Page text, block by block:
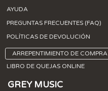
AYUDA
PREGUNTAS FRECUENTES (FAQ)
POLÍTICAS DE DEVOLUCIÓN
ARREPENTIMIENTO DE COMPRA
LIBRO DE QUEJAS ONLINE
GREY MUSIC